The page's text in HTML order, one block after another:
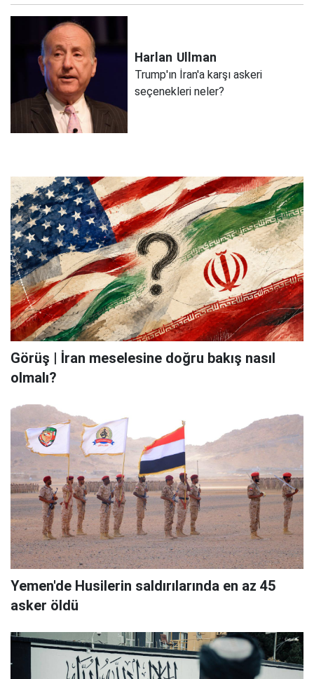
Harlan Ullman
Trump'ın İran'a karşı askeri
seçenekleri neler?
Görüş | İran meselesine doğru bakış nasıl
olmalı?
Yemen'de Husilerin saldırılarında en az 45
asker öldü